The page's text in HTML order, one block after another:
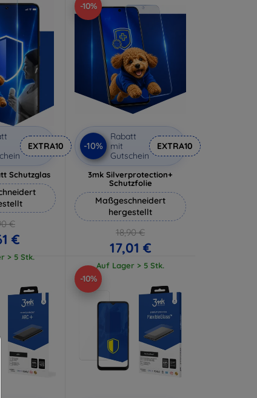
EXTRA10
Schutzglas
€
€
> 5 Stk.
-10%
-10%
Rabatt
mit
Gutschein
EXTRA10
3mk Silverprotection+
Schutzfolie
Maßgeschneidert
hergestellt
18,90 €
17,01 €
Auf Lager > 5 Stk.
-10%